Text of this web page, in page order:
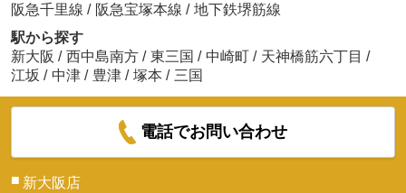
阪急千里線 / 阪急宝塚本線 / 地下鉄堺筋線
駅から探す
新大阪 / 西中島南方 / 東三国 / 中崎町 / 天神橋筋六丁目 /
江坂 / 中津 / 豊津 / 塚本 / 三国
電話でお問い合わせ
■ 新大阪店